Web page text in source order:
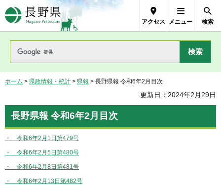
長野県Nagano Prefecture
アクセス メニュー 検索
ホーム > 県政情報・統計 > 県報 > 長野県報 令和6年2月目次
更新日：2024年2月29日
長野県報 令和6年2月目次
・ 令和6年2月1日第479号
・ 令和6年2月5日第480号
・ 令和6年2月8日第481号
・ 令和6年2月13日第482号